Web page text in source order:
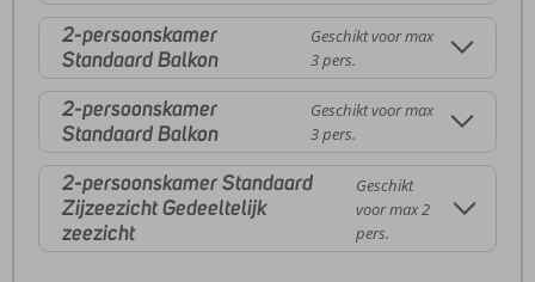
2-persoonskamer
Standaard Balkon
Geschikt voor max
3 pers.
2-persoonskamer
Standaard Balkon
Geschikt voor max
3 pers.
2-persoonskamer Standaard
Zijzeezicht Gedeeltelijk
zeezicht
Geschikt
voor max 2
pers.